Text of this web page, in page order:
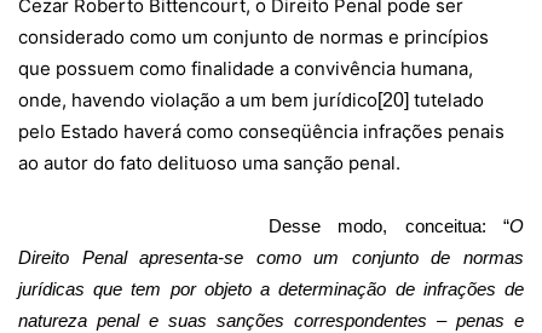
Cezar Roberto Bittencourt, o Direito Penal pode ser
considerado como um conjunto de normas e princípios
que possuem como finalidade a convivência humana,
onde, havendo violação a um bem jurídico[20] tutelado
pelo Estado haverá como conseqüência infrações penais
ao autor do fato delituoso uma sanção penal.
Desse modo, conceitua: “O
Direito Penal apresenta-se como um conjunto de normas
jurídicas que tem por objeto a determinação de infrações de
natureza penal e suas sanções correspondentes – penas e